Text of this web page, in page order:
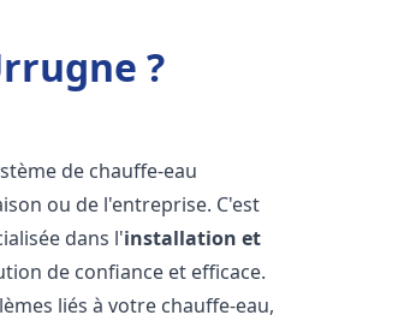
?
de chauffe-eau
ou de l'entreprise. C'est
dans l'installation et
de confiance et efficace.
liés à votre chauffe-eau,